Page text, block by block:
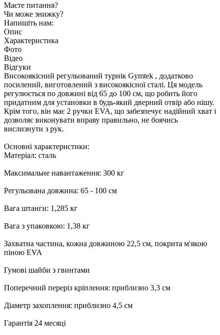
Маєте питання?
Чи може знижку?
Напишіть нам:
Опис
Характеристика
Фото
Відео
Відгуки
Високоякісний регульований турнік Gymtek , додатково
посилений, виготовлений з високоякісної сталі. Ця модель
регулюється по довжині від 65 до 100 см, що робить його
придатним для установки в будь-який дверний отвір або нішу.
Крім того, він має 2 ручки EVA, що забезпечує надійний хват і
дозволяє виконувати вправу правильно, не боячись
вислизнути з рук.
Основні характеристики:
Матеріал: сталь
Максимальне навантаження: 300 кг
Регульована довжина: 65 - 100 см
Вага штанги: 1,285 кг
Вага з упаковкою: 1,38 кг
Захватна частина, кожна довжиною 22,5 см, покрита м'якою
піною EVA
Гумові шайби з гвинтами
Поперечний переріз кріплення: приблизно 3,3 см
Діаметр захоплення: приблизно 4,5 см
Гарантія 24 месяці